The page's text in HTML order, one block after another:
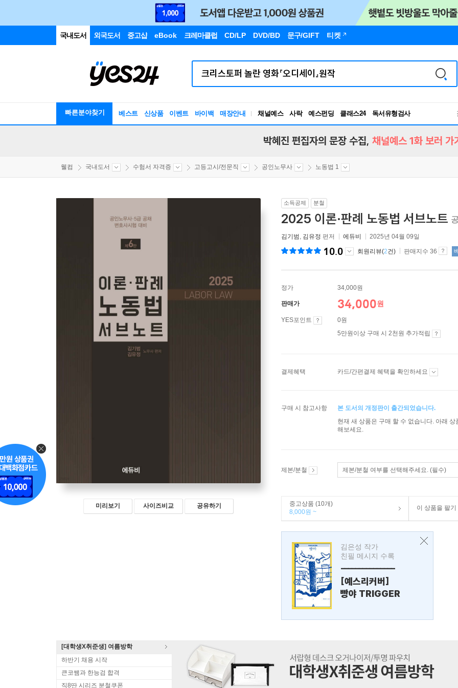
국내도서 외국도서 중고샵 eBook 크레마클럽 CD/LP DVD/BD 문구/GIFT 티켓
빠른분야찾기 베스트 신상품 이벤트 바이백 매장안내 채널예스 사락 예스펀딩 클래스24
독서유형검사
RBTI Lab
박혜진 편집자의 문장 수집, 채널예스 1화 보러 가
웰컴 국내도서 수험서 자격증 고등고시/전문직 공인노무사 노동법 1
미리보기 사이즈비교 공유하기
소득공제 분철
2025 이론·판례 노동법 서브노트
김기범 , 김유정 편저 에듀비 2025년 04월 09일
10.0 회원리뷰(2건) 판매지수 36
정가 34,000원
판매가 34,000원
YES포인트
0원
5만원이상 구매 시 2천원 추가적립
결제혜택 카드/간편결제 혜택을 확인하세요
구매 시 참고사항
본 도서의 개정판이 출간되었습니다.
현재 새 상품은 구매 할 수 없습니다. 아래
해보세요.
제본/분철 제본/분철 여부를 선택해주세요. (필수)
중고상품 (10개)
8,000원 ~
이 상품을 팔기
김은성 작가
친필 메시지 수록
---------------
[예스리커버]
빵야 TRIGGER
[대학생X취준생] 여름방학
하반기 채용 시작
큰코쌤과 한능검 합격
직8딴 시리즈 분철쿠폰